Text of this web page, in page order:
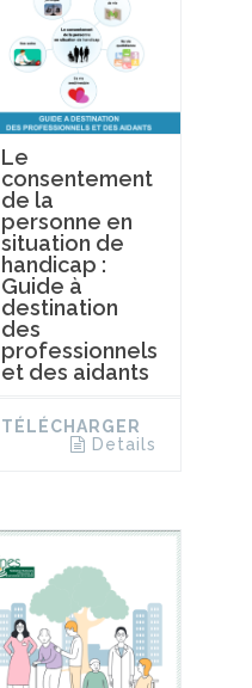
Le
consentement
de la
personne en
situation de
handicap :
Guide à
destination
des
professionnels
et des aidants
TÉLÉCHARGER
Details